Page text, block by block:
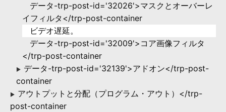
データ-trp-post-id='32026'>マスクとオーバーレ
イフィルタ</trp-post-container
ビデオ遅延。
データ-trp-post-id='32009'>コア画像フィルタ
</trp-post-container
▶ データ-trp-post-id='32139'>アドオン</trp-post-
container
▶ アウトプットと分配（プログラム・アウト）</trp-
post-container